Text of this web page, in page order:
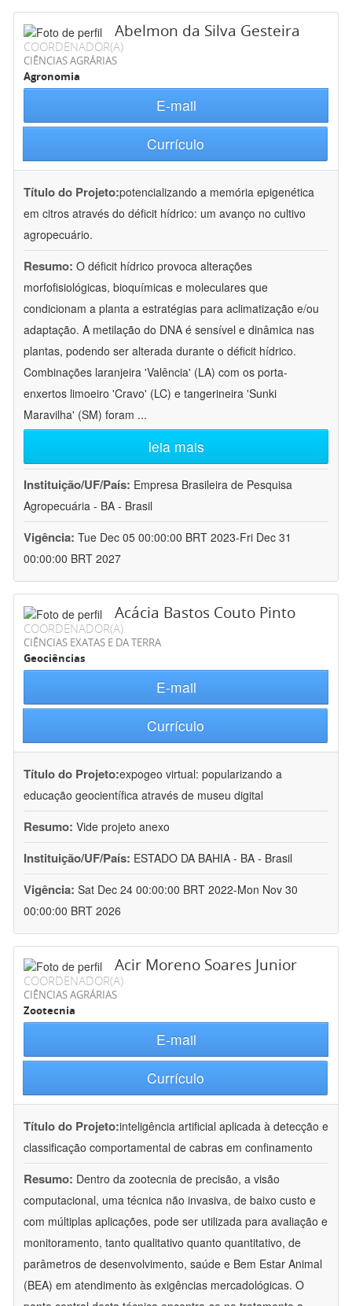
Abelmon da Silva Gesteira
COORDENADOR(A)
CIÊNCIAS AGRÁRIAS
Agronomia
E-mail
Currículo
Título do Projeto:potencializando a memória epigenética
em citros através do déficit hídrico: um avanço no cultivo
agropecuário.
Resumo: O déficit hídrico provoca alterações
morfofisiológicas, bioquímicas e moleculares que
condicionam a planta a estratégias para aclimatização e/ou
adaptação. A metilação do DNA é sensível e dinâmica nas
plantas, podendo ser alterada durante o déficit hídrico.
Combinações laranjeira 'Valência' (LA) com os porta-
enxertos limoeiro 'Cravo' (LC) e tangerineira 'Sunki
Maravilha' (SM) foram ...
leia mais
Instituição/UF/País: Empresa Brasileira de Pesquisa
Agropecuária - BA - Brasil
Vigência: Tue Dec 05 00:00:00 BRT 2023-Fri Dec 31
00:00:00 BRT 2027
Acácia Bastos Couto Pinto
COORDENADOR(A)
CIÊNCIAS EXATAS E DA TERRA
Geociências
E-mail
Currículo
Título do Projeto:expogeo virtual: popularizando a
educação geocientífica através de museu digital
Resumo: Vide projeto anexo
Instituição/UF/País: ESTADO DA BAHIA - BA - Brasil
Vigência: Sat Dec 24 00:00:00 BRT 2022-Mon Nov 30
00:00:00 BRT 2026
Acir Moreno Soares Junior
COORDENADOR(A)
CIÊNCIAS AGRÁRIAS
Zootecnia
E-mail
Currículo
Título do Projeto:inteligência artificial aplicada à detecção e
classificação comportamental de cabras em confinamento
Resumo: Dentro da zootecnia de precisão, a visão
computacional, uma técnica não invasiva, de baixo custo e
com múltiplas aplicações, pode ser utilizada para avaliação e
monitoramento, tanto qualitativo quanto quantitativo, de
parâmetros de desenvolvimento, saúde e Bem Estar Animal
(BEA) em atendimento às exigências mercadológicas. O